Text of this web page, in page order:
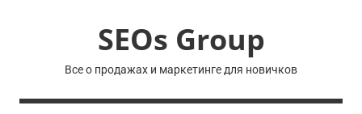
SEOs Group
Все о продажах и маркетинге для новичков